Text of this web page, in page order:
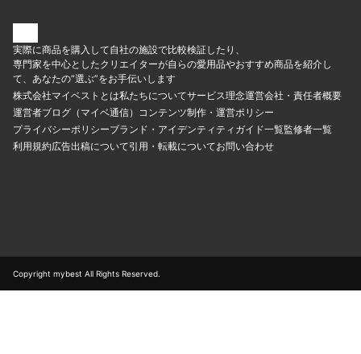
実際に商品を購入して自社の施設で比較検証したり、
専門家を中心としたクリエイターが自らの愛用品やおすすめ商品を紹介し
て、あなたの“選ぶ”をお手伝いします
株式会社マイベストとは私たちについてサービス理念運営会社・責任者概要
運営者ブログ（マイベ通信） コンテンツ制作・運営ポリシー
プライバシーポリシーブランド・アイデンティティ ガイド一覧監修者一覧
利用規約広告出稿について引用・転載についてお問い合わせ
Copyright mybest All Rights Reserved.